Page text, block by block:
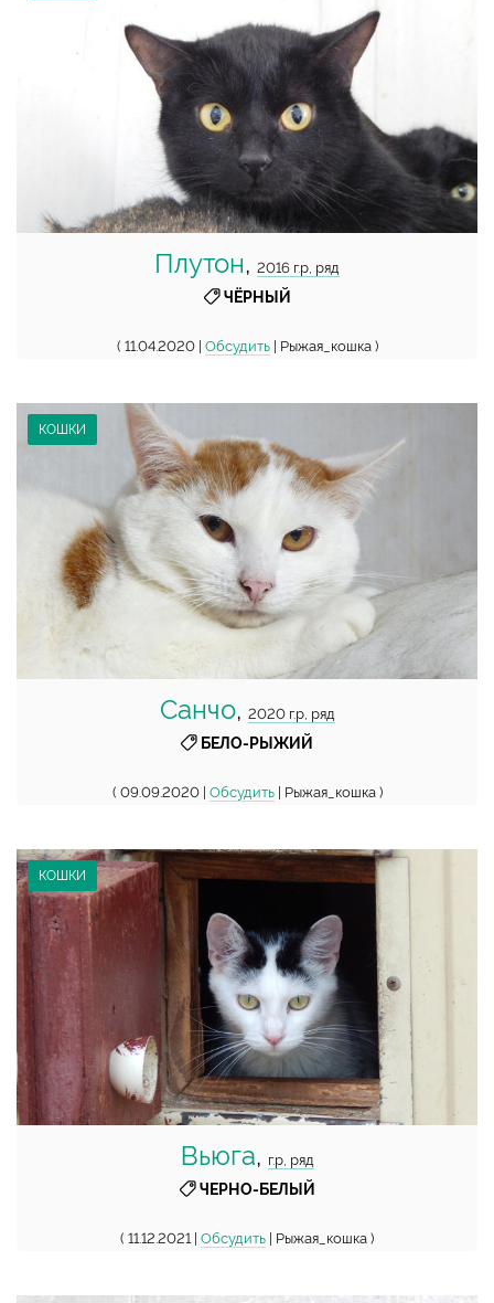
Плутон, 2016 г.р, ряд
ЧЁРНЫЙ
( 11.04.2020 | Обсудить| Рыжая_кошка )
КОШКИ
Санчо, 2020 г.р, ряд
БЕЛО-РЫЖИЙ
( 09.09.2020 | Обсудить| Рыжая_кошка )
КОШКИ
Вьюга, г.р, ряд
ЧЕРНО-БЕЛЫЙ
( 11.12.2021 | Обсудить | Рыжая_кошка )